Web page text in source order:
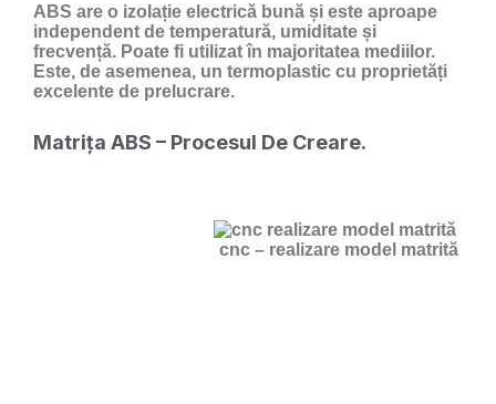
ABS are o izolație electrică bună și este aproape
independent de temperatură, umiditate și
frecvență. Poate fi utilizat în majoritatea mediilor.
Este, de asemenea, un termoplastic cu proprietăți
excelente de prelucrare.
Matrița ABS – Procesul De Creare.
cnc – realizare model matrită